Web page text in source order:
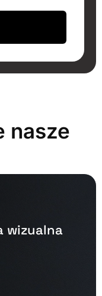
nasze
wizualna